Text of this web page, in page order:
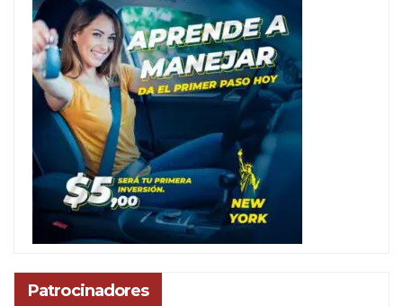
Patrocinadores